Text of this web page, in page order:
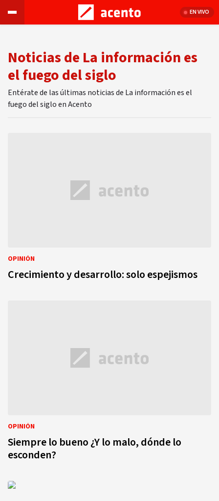
EN VIVO
Noticias de La información es
el fuego del siglo
Entérate de las últimas noticias de La información es el
fuego del siglo en Acento
OPINIÓN
Crecimiento y desarrollo: solo espejismos
OPINIÓN
Siempre lo bueno ¿Y lo malo, dónde lo
esconden?